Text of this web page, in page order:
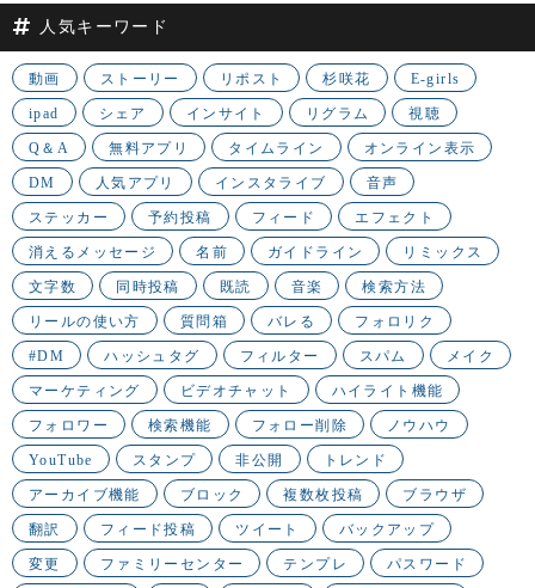
人気キーワード
動画 ストーリー リポスト 杉咲花 E-girls
ipad シェア インサイト リグラム 視聴
Q＆A 無料アプリ タイムライン オンライン表示
DM 人気アプリ インスタライブ 音声
ステッカー 予約投稿 フィード エフェクト
消えるメッセージ 名前 ガイドライン リミックス
文字数 同時投稿 既読 音楽 検索方法
リールの使い方 質問箱 バレる フォロリク
#DM ハッシュタグ フィルター スパム メイク
マーケティング ビデオチャット ハイライト機能
フォロワー 検索機能 フォロー削除 ノウハウ
YouTube スタンプ 非公開 トレンド
アーカイブ機能 ブロック 複数枚投稿 ブラウザ
翻訳 フィード投稿 ツイート バックアップ
変更 ファミリーセンター テンプレ パスワード